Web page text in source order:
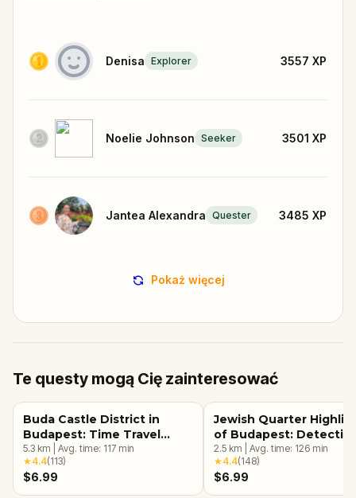
Denisa Explorer 3557 XP
Noelie Johnson Seeker 3501 XP
Jantea Alexandra Quester 3485 XP
Pokaż więcej
Te questy mogą Cię zainteresować
Buda Castle District in
Budapest: Time Travel
Mystery
5.3 km Avg. time: 117 min
★4.4(113)
$6.99
Jewish Quarter
of Budapest:
Case
2.5 km Avg. time: 126 min
★4.4(148)
$6.99